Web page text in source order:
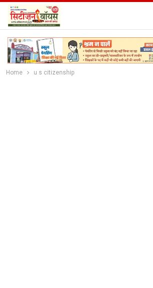
Home u s citizenship